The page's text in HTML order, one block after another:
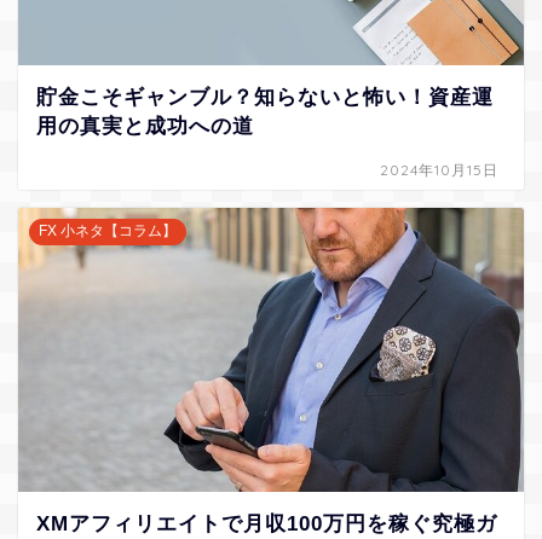
貯金こそギャンブル？知らないと怖い！資産運
用の真実と成功への道
2024年10月15日
FX 小ネタ【コラム】
XMアフィリエイトで月収100万円を稼ぐ究極ガ